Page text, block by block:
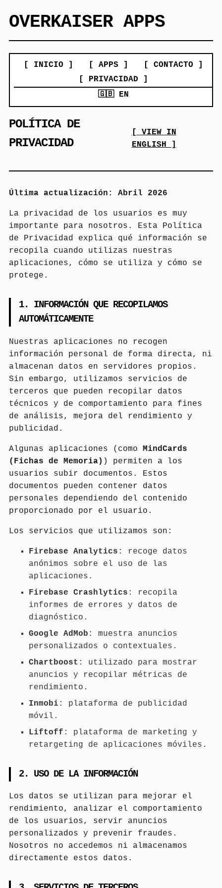
OVERKAISER APPS
[ INICIO ] [ APPS ]
[ CONTACTO ]
[ PRIVACIDAD ]
🇬🇧 EN
POLÍTICA DE
PRIVACIDAD
[ VIEW IN
ENGLISH ]
Última actualización: Abril 2026
La privacidad de los usuarios es muy
importante para nosotros. Esta Política
de Privacidad explica qué información se
recopila cuando utilizas nuestras
aplicaciones, cómo se utiliza y cómo se
protege.
1. INFORMACIÓN QUE RECOPILAMOS
AUTOMÁTICAMENTE
Nuestras aplicaciones no recogen
información personal de forma directa, ni
almacenan datos en servidores propios.
Sin embargo, utilizamos servicios de
terceros que pueden recopilar datos
técnicos y de comportamiento para fines
de análisis, mejora del rendimiento y
publicidad.
Algunas aplicaciones (como MindCards
(Fichas de Memoria) ) permiten a los
usuarios subir documentos. Estos
documentos pueden contener datos
personales dependiendo del contenido
proporcionado por el usuario.
Los servicios que utilizamos son:
Firebase Analytics : recoge datos
anónimos sobre el uso de las
aplicaciones.
Firebase Crashlytics : recopila
informes de errores y datos de
diagnóstico.
Google AdMob : muestra anuncios
personalizados o contextuales.
Chartboost : utilizado para mostrar
anuncios y recopilar métricas de
rendimiento.
Inmobi : plataforma de publicidad
móvil.
Liftoff : plataforma de marketing y
retargeting de aplicaciones móviles.
2. USO DE LA INFORMACIÓN
Los datos se utilizan para mejorar el
rendimiento, analizar el comportamiento
de los usuarios, servir anuncios
personalizados y prevenir fraudes.
Nosotros no accedemos ni almacenamos
directamente estos datos.